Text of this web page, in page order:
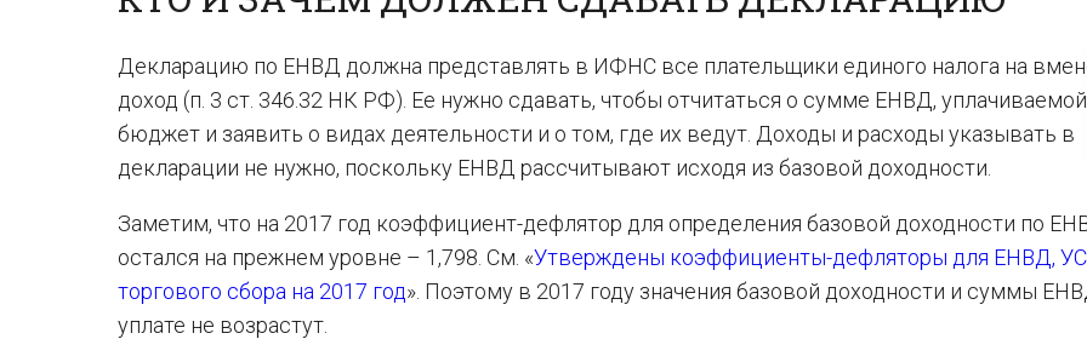
Декларацию по ЕНВД должна представлять в ИФНС все плательщики единого налога на
доход (п. 3 ст. 346.32 НК РФ). Ее нужно сдавать, чтобы отчитаться о сумме ЕНВД,
бюджет и заявить о видах деятельности и о том, где их ведут. Доходы и расходы указывать в
декларации не нужно, поскольку ЕНВД рассчитывают исходя из базовой доходности.
Заметим, что на 2017 год коэффициент-дефлятор для определения базовой доходности по
остался на прежнем уровне – 1,798. См. «Утверждены коэффициенты-дефляторы для ЕНВД,
торгового сбора на 2017 год». Поэтому в 2017 году значения базовой доходности и суммы
уплате не возрастут.